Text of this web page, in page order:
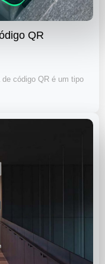
QR
código QR é um tipo